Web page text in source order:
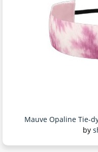
Mauve Opaline Tie-
by